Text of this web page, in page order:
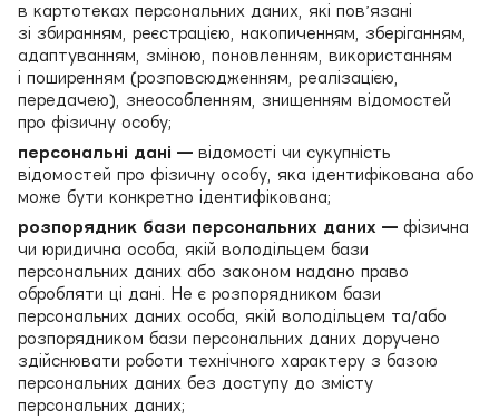
в картотеках персональних даних, які пов’язані
зі збиранням, реєстрацією, накопиченням, зберіганням,
адаптуванням, зміною, поновленням, використанням
і поширенням (розповсюдженням, реалізацією,
передачею), знеособленням, знищенням відомостей
про фізичну особу;
персональні дані — відомості чи сукупність
відомостей про фізичну особу, яка ідентифікована або
може бути конкретно ідентифікована;
розпорядник бази персональних даних — фізична
чи юридична особа, якій володільцем бази
персональних даних або законом надано право
обробляти ці дані. Не є розпорядником бази
персональних даних особа, якій володільцем та/або
розпорядником бази персональних даних доручено
здійснювати роботи технічного характеру з базою
персональних даних без доступу до змісту
персональних даних;